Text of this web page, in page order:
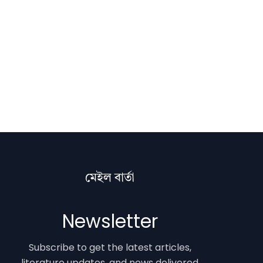
মেইল বাৰ্তা
Newsletter
Subscribe to get the latest articles,